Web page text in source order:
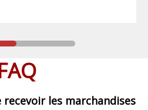
les marchandises